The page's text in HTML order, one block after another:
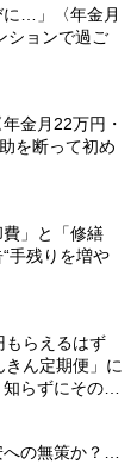
に…」〈年金月
ションで過ご
金月22万円・
を断って初め
」と「修繕
手残りを増や
もらえるはず
ん定期便」に
らずにそのま
への無策か？…